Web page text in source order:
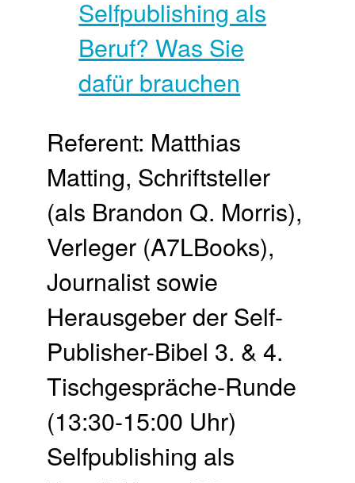
Referent: Matthias
Matting, Schriftsteller
(als Brandon Q. Morris),
Verleger (A7LBooks),
Journalist sowie
Herausgeber der Self-
Publisher-Bibel 3. & 4.
Tisch­gespräche-Runde
(13:30-15:00 Uhr)
Selfpublishing als